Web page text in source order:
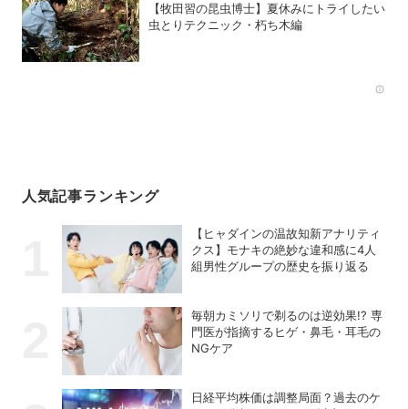
【牧田習の昆虫博士】夏休みにトライしたい
虫とりテクニック・朽ち木編
人気記事ランキング
【ヒャダインの温故知新アナリティ
クス】モナキの絶妙な違和感に4人
組男性グループの歴史を振り返る
毎朝カミソリで剃るのは逆効果!? 専
門医が指摘するヒゲ・鼻毛・耳毛の
NGケア
日経平均株価は調整局面？過去のケ